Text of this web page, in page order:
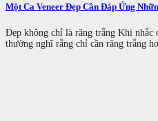
Một Ca Veneer Đẹp Cần Đáp Ứng
Đẹp không chỉ là răng trắng Khi nhắc
thường nghĩ rằng chỉ cần răng trắng